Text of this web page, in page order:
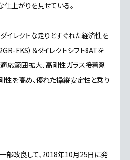
仕上がりを見せている。
イレクトな走りとすぐれた経済性を
FKS）＆ダイレクトシフト8ATを
応範囲拡大、高剛性ガラス接着剤
性を高め、優れた操縦安定性と乗り
一部改良して、2018年10月25日に発